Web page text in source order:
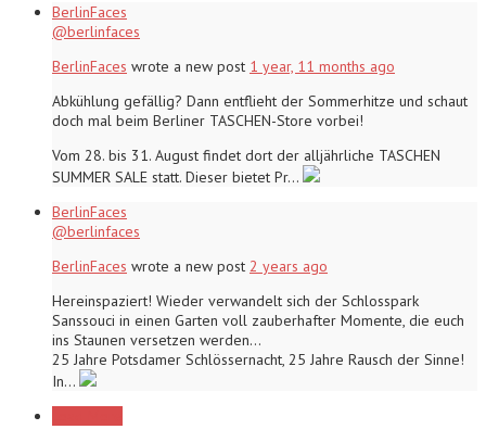
BerlinFaces
@berlinfaces
BerlinFaces wrote a new post 1 year, 11 months ago
Abkühlung gefällig? Dann entflieht der Sommerhitze und schaut
doch mal beim Berliner TASCHEN-Store vorbei!
Vom 28. bis 31. August findet dort der alljährliche TASCHEN
SUMMER SALE statt. Dieser bietet Pr…
BerlinFaces
@berlinfaces
BerlinFaces wrote a new post 2 years ago
Hereinspaziert! Wieder verwandelt sich der Schlosspark
Sanssouci in einen Garten voll zauberhafter Momente, die euch
ins Staunen versetzen werden…
25 Jahre Potsdamer Schlössernacht, 25 Jahre Rausch der Sinne!
In…